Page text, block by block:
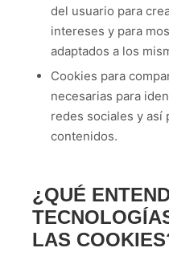
del usuario para
intereses y para
adaptados a los
Cookies para
necesarias para
redes sociales y
contenidos.
¿QUÉ
LAS